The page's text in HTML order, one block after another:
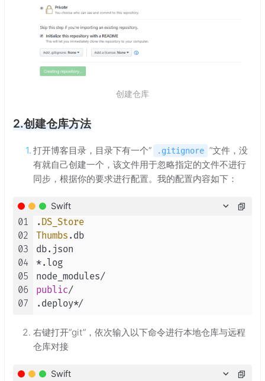
创建仓库
2.创建仓库方法
打开博客目录，目录下有一个“ .gitignore ”文件，没
有就自己创建一个，该文件用于忽略指定的文件不进行
同步，根据你的要求进行配置。我的配置内容如下：
Swift
01
02
03
04
05
06
07
. DS_Store
Thumbs .db
*.log
node_modules/
public/
.deploy*/
右键打开“git”，依次输入以下命令进行本地仓库与远程
仓库对接
Swift